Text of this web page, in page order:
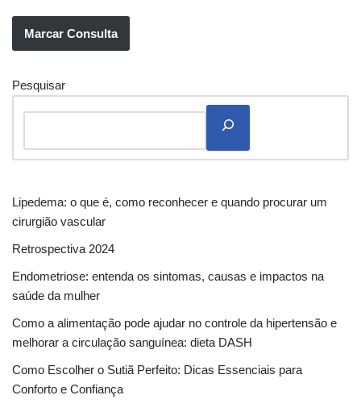
Marcar Consulta
Pesquisar
Lipedema: o que é, como reconhecer e quando procurar um
cirurgião vascular
Retrospectiva 2024
Endometriose: entenda os sintomas, causas e impactos na
saúde da mulher
Como a alimentação pode ajudar no controle da hipertensão e
melhorar a circulação sanguínea: dieta DASH
Como Escolher o Sutiã Perfeito: Dicas Essenciais para
Conforto e Confiança